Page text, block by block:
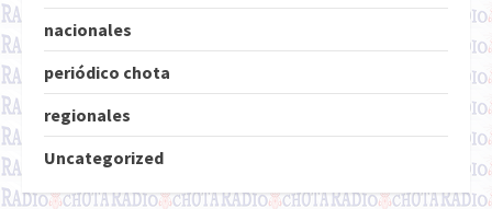
nacionales
periódico chota
regionales
Uncategorized